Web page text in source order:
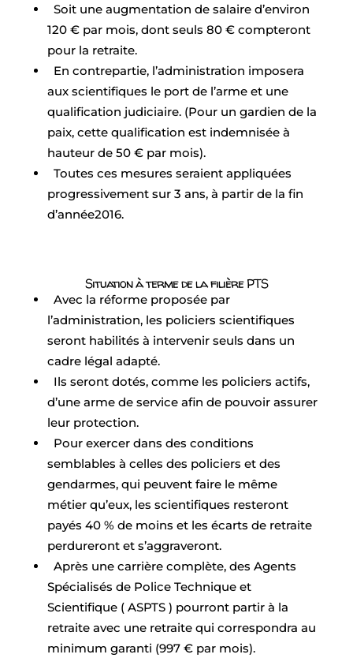
Soit une augmentation de salaire d’environ
120 € par mois, dont seuls 80 € compteront
pour la retraite.
En contrepartie, l’administration imposera
aux scientifiques le port de l’arme et une
qualification judiciaire. (Pour un gardien de la
paix, cette qualification est indemnisée à
hauteur de 50 € par mois).
Toutes ces mesures seraient appliquées
progressivement sur 3 ans, à partir de la fin
d’année2016.
Situation à terme de la filière PTS
Avec la réforme proposée par
l’administration, les policiers scientifiques
seront habilités à intervenir seuls dans un
cadre légal adapté.
Ils seront dotés, comme les policiers actifs,
d’une arme de service afin de pouvoir assurer
leur protection.
Pour exercer dans des conditions
semblables à celles des policiers et des
gendarmes, qui peuvent faire le même
métier qu’eux, les scientifiques resteront
payés 40 % de moins et les écarts de retraite
perdureront et s’aggraveront.
Après une carrière complète, des Agents
Spécialisés de Police Technique et
Scientifique ( ASPTS ) pourront partir à la
retraite avec une retraite qui correspondra au
minimum garanti (997 € par mois).